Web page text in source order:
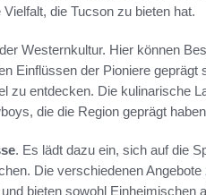
die Tucson zu bieten hat.
Westernkultur. Hier können
Einflüssen der Pioniere geprägt
zu entdecken. Die kulinarische
die die Region geprägt
. Es lädt dazu ein, sich auf die
Die verschiedenen Angebote
bieten sowohl Einheimischen